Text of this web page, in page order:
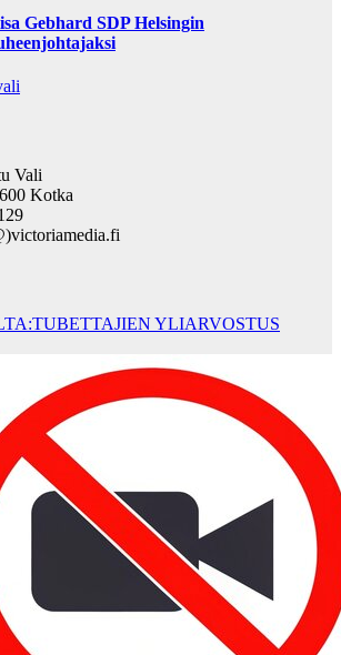
Gebhard SDP Helsingin
Vali
Kotka
YLIARVOSTUS